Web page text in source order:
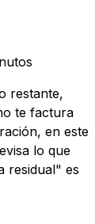
restante,
te factura
en este
lo que
residual" es